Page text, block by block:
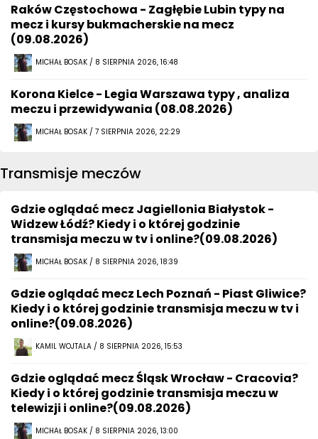
Raków Częstochowa - Zagłębie Lubin typy na
mecz i kursy bukmacherskie na mecz
(09.08.2026)
MICHAŁ BOSAK / 8 SIERPNIA 2026, 16:48
Korona Kielce - Legia Warszawa typy , analiza
meczu i przewidywania (08.08.2026)
MICHAŁ BOSAK / 7 SIERPNIA 2026, 22:29
Transmisje meczów
Gdzie oglądać mecz Jagiellonia Białystok -
Widzew Łódź? Kiedy i o której godzinie
transmisja meczu w tv i online?(09.08.2026)
MICHAŁ BOSAK / 8 SIERPNIA 2026, 18:39
Gdzie oglądać mecz Lech Poznań - Piast Gliwice?
Kiedy i o której godzinie transmisja meczu w tv i
online?(09.08.2026)
KAMIL WOJTALA / 8 SIERPNIA 2026, 15:53
Gdzie oglądać mecz Śląsk Wrocław - Cracovia?
Kiedy i o której godzinie transmisja meczu w
telewizji i online?(09.08.2026)
MICHAŁ BOSAK / 8 SIERPNIA 2026, 13:00